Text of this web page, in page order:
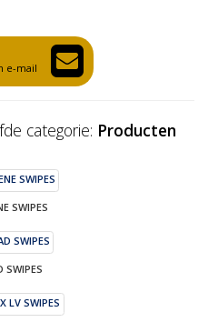
e-mail
categorie: Producten
SWIPES
SWIPES